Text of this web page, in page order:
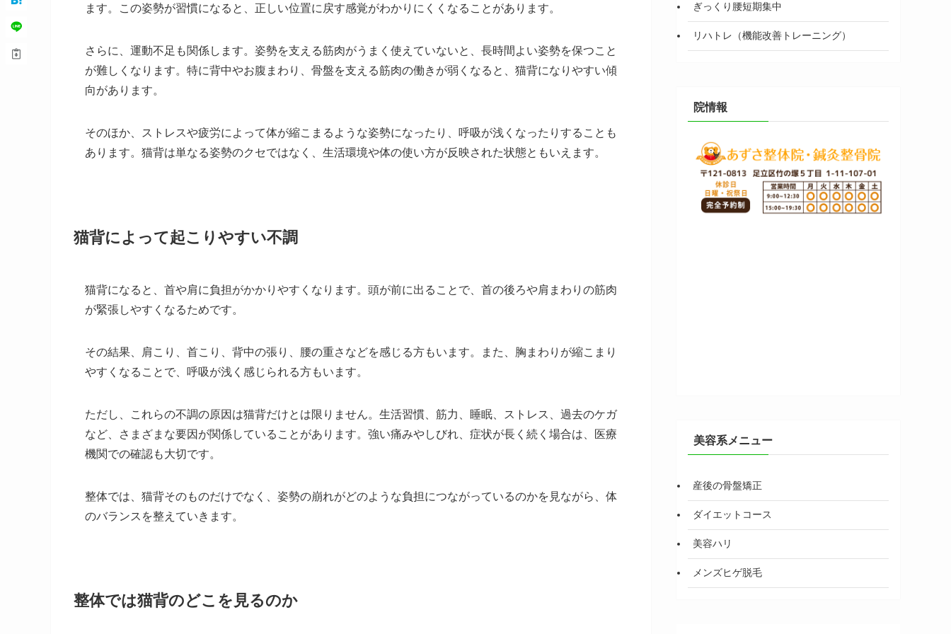
ます。この姿勢が習慣になると、正しい位置に戻す感覚がわかりにくくなることがあります。
さらに、運動不足も関係します。姿勢を支える筋肉がうまく使えていないと、長時間よい姿勢を保つこと
が難しくなります。特に背中やお腹まわり、骨盤を支える筋肉の働きが弱くなると、猫背になりやすい傾
向があります。
そのほか、ストレスや疲労によって体が縮こまるような姿勢になったり、呼吸が浅くなったりすることも
あります。猫背は単なる姿勢のクセではなく、生活環境や体の使い方が反映された状態ともいえます。
猫背によって起こりやすい不調
猫背になると、首や肩に負担がかかりやすくなります。頭が前に出ることで、首の後ろや肩まわりの筋肉
が緊張しやすくなるためです。
その結果、肩こり、首こり、背中の張り、腰の重さなどを感じる方もいます。また、胸まわりが縮こまり
やすくなることで、呼吸が浅く感じられる方もいます。
ただし、これらの不調の原因は猫背だけとは限りません。生活習慣、筋力、睡眠、ストレス、過去のケガ
など、さまざまな要因が関係していることがあります。強い痛みやしびれ、症状が長く続く場合は、医療
機関での確認も大切です。
整体では、猫背そのものだけでなく、姿勢の崩れがどのような負担につながっているのかを見ながら、体
のバランスを整えていきます。
整体では猫背のどこを見るのか
ぎっくり腰短期集中
リハトレ（機能改善トレーニング）
院情報
美容系メニュー
産後の骨盤矯正
ダイエットコース
美容ハリ
メンズヒゲ脱毛